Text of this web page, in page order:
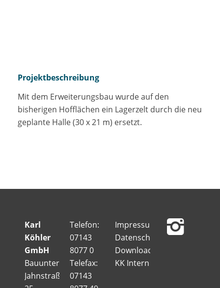
Projektbeschreibung
Mit dem Erweiterungsbau wurde auf den
bisherigen Hofflächen ein Lagerzelt durch die neu
geplante Halle (30 x 21 m) ersetzt.
Karl
Köhler
GmbH
Bauunternehmung
Jahnstraße
Telefon:
07143
8077 0
Telefax:
07143
Impressum
Datenschutz
Downloads
KK Intern